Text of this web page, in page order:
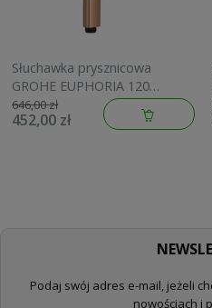
Słuchawka prysznicowa
GROHE EUPHORIA 120
brushed warm sunset
134883DL00
646,00 zł
452,00 zł
Podaj swój adres e-mail, jeżeli
nowościach i